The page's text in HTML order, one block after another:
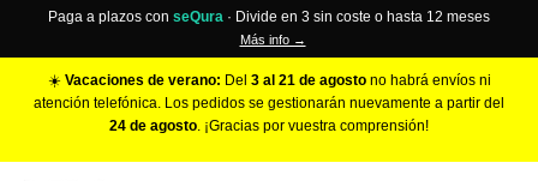
Paga a plazos con seQura · Divide en 3 sin coste o hasta 12 meses
Más info →
☀️ Vacaciones de verano: Del 3 al 21 de agostono habrá envíos ni
atención telefónica. Los pedidos se gestionarán nuevamente a partir del
24 de agosto. ¡Gracias por vuestra comprensión!